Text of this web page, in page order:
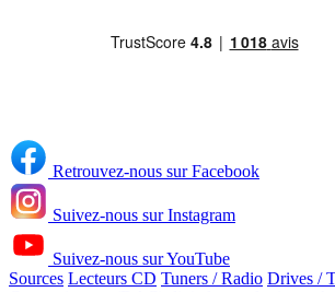
Retrouvez-nous sur Facebook
Suivez-nous sur Instagram
Suivez-nous sur YouTube
Sources Lecteurs CD Tuners / Radio Drives /